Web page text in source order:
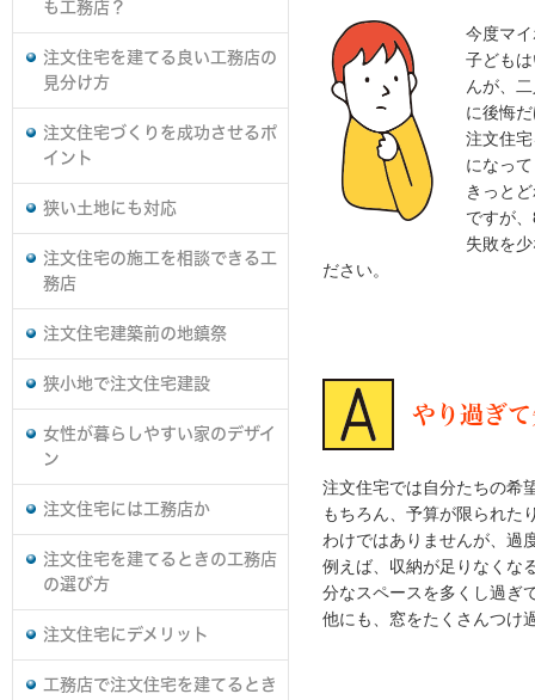
も工務店？
注文住宅を建てる良い工務店の
見分け方
注文住宅づくりを成功させるポ
イント
狭い土地にも対応
注文住宅の施工を相談できる工
務店
注文住宅建築前の地鎮祭
狭小地で注文住宅建設
女性が暮らしやすい家のデザイ
ン
注文住宅には工務店か
注文住宅を建てるときの工務店
の選び方
注文住宅にデメリット
工務店で注文住宅を建てるとき
今度マ
子ども
んが、
に後悔
注文住
になっ
きっと
ですが
失敗を
ださい。
やり過ぎ
注文住宅では自分たちの希
もちろん、予算が限られた
わけではありませんが、過
例えば、収納が足りなくな
分なスペースを多くし過ぎ
他にも、窓をたくさんつけ